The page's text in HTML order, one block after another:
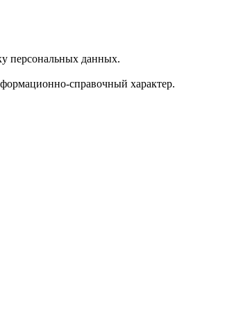
персональных данных.
справочный характер.